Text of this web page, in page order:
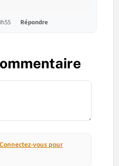
Répondre
Connectez-vous pour